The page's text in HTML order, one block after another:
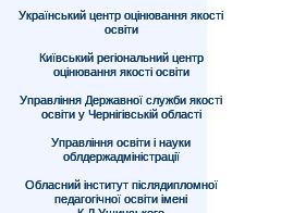
Український центр оцінювання якості
освіти
Київський регіональний центр
оцінювання якості освіти
Управління Державної служби якості
освіти у Чернігівській області
Управління освіти і науки
облдержадміністрації
Обласний інститут післядипломної
педагогічної освіти імені